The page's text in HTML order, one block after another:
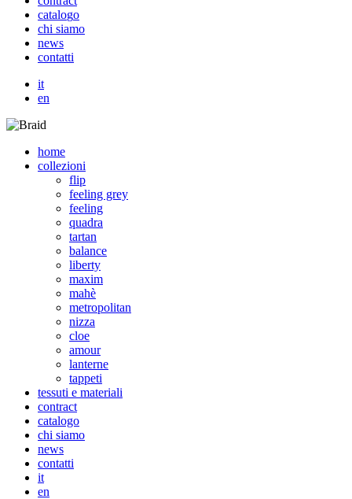
catalogo
chi siamo
news
contatti
it
en
home
collezioni
flip
feeling grey
feeling
quadra
tartan
balance
liberty
maxim
mahè
metropolitan
nizza
cloe
amour
lanterne
tappeti
tessuti e materiali
contract
catalogo
chi siamo
news
contatti
it
en